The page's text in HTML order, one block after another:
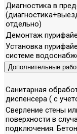
Диагностика в
отдельно)
Демонтаж
Установка
системе
Дополнительные
Санитарная
диспенсера ( с
Сверление стены
поверхности в
подключения.